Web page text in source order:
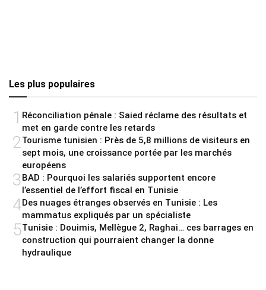
Les plus populaires
1 Réconciliation pénale : Saied réclame des résultats et
met en garde contre les retards
2Tourisme tunisien : Près de 5,8 millions de visiteurs en
sept mois, une croissance portée par les marchés
européens
3BAD : Pourquoi les salariés supportent encore
l’essentiel de l’effort fiscal en Tunisie
4Des nuages étranges observés en Tunisie : Les
mammatus expliqués par un spécialiste
5Tunisie : Douimis, Mellègue 2, Raghai… ces barrages en
construction qui pourraient changer la donne
hydraulique